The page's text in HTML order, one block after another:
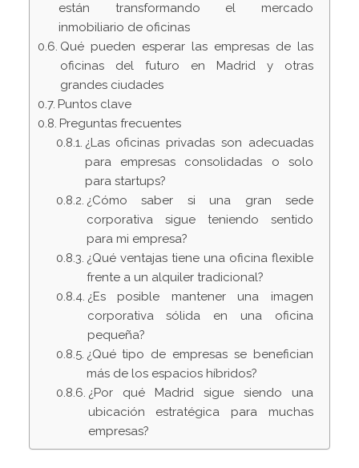
están transformando el mercado
inmobiliario de oficinas
Qué pueden esperar las empresas de las
oficinas del futuro en Madrid y otras
grandes ciudades
Puntos clave
Preguntas frecuentes
¿Las oficinas privadas son adecuadas
para empresas consolidadas o solo
para startups?
¿Cómo saber si una gran sede
corporativa sigue teniendo sentido
para mi empresa?
¿Qué ventajas tiene una oficina flexible
frente a un alquiler tradicional?
¿Es posible mantener una imagen
corporativa sólida en una oficina
pequeña?
¿Qué tipo de empresas se benefician
más de los espacios híbridos?
¿Por qué Madrid sigue siendo una
ubicación estratégica para muchas
empresas?